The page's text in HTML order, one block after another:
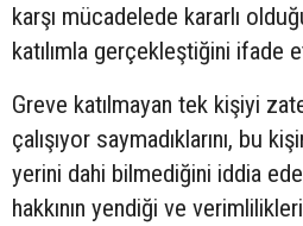
karşı mücadelede kararlı
katılımla gerçekleştiğini ifade
Greve katılmayan tek kişiyi
çalışıyor saymadıklarını, bu
yerini dahi bilmediğini iddia
hakkının yendiği ve